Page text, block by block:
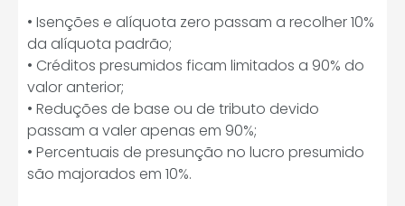
• Isenções e alíquota zero passam a recolher 10%
da alíquota padrão;
• Créditos presumidos ficam limitados a 90% do
valor anterior;
• Reduções de base ou de tributo devido
passam a valer apenas em 90%;
• Percentuais de presunção no lucro presumido
são majorados em 10%.